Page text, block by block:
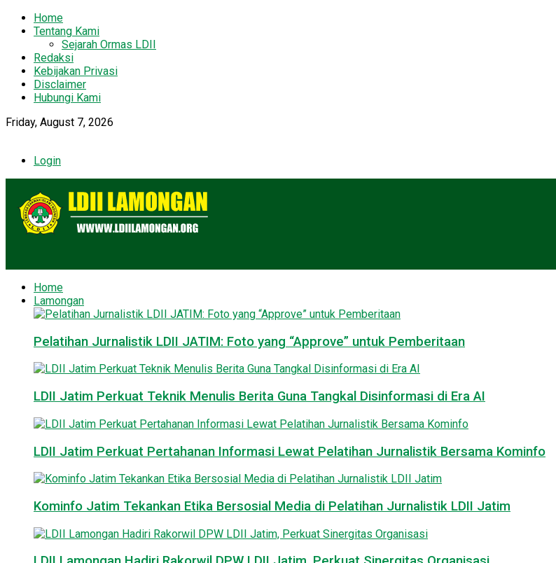
Home
Tentang Kami
Sejarah Ormas LDII
Redaksi
Kebijakan Privasi
Disclaimer
Hubungi Kami
Friday, August 7, 2026
Login
Home
Lamongan
Pelatihan Jurnalistik LDII JATIM: Foto yang “Approve” untuk Pemberitaan
LDII Jatim Perkuat Teknik Menulis Berita Guna Tangkal Disinformasi di Era AI
LDII Jatim Perkuat Pertahanan Informasi Lewat Pelatihan Jurnalistik Bersama Kominfo
Kominfo Jatim Tekankan Etika Bersosial Media di Pelatihan Jurnalistik LDII Jatim